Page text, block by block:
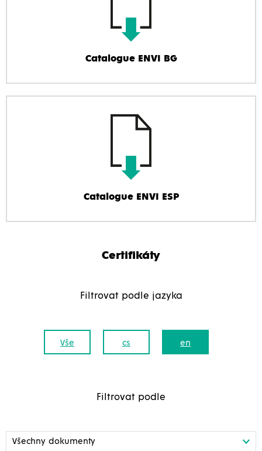
Catalogue ENVI BG
Catalogue ENVI ESP
Certifikáty
Filtrovat podle jazyka
Vše cs en
Filtrovat podle